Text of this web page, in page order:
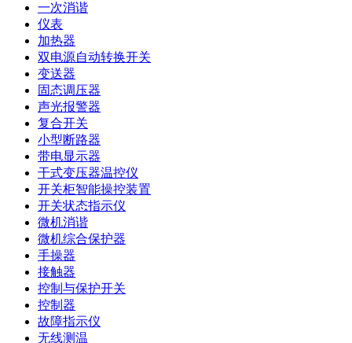
一次消谐
仪表
加热器
双电源自动转换开关
变送器
固态调压器
声光报警器
复合开关
小型断路器
带电显示器
干式变压器温控仪
开关柜智能操控装置
开关状态指示仪
微机消谐
微机综合保护器
手操器
接触器
控制与保护开关
控制器
故障指示仪
无线测温